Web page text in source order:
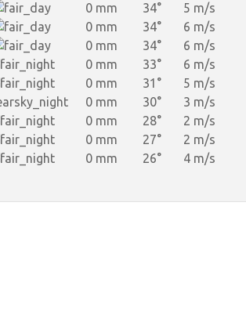
0 mm 34°
5 m/s
0 mm 34°
6 m/s
0 mm 34°
6 m/s
0 mm 33°
6 m/s
0 mm 31°
5 m/s
0 mm 30°
3 m/s
0 mm 28°
2 m/s
0 mm 27°
2 m/s
0 mm 26° 4 m/s